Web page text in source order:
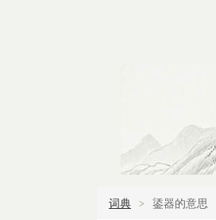
词典 鋈器的意思